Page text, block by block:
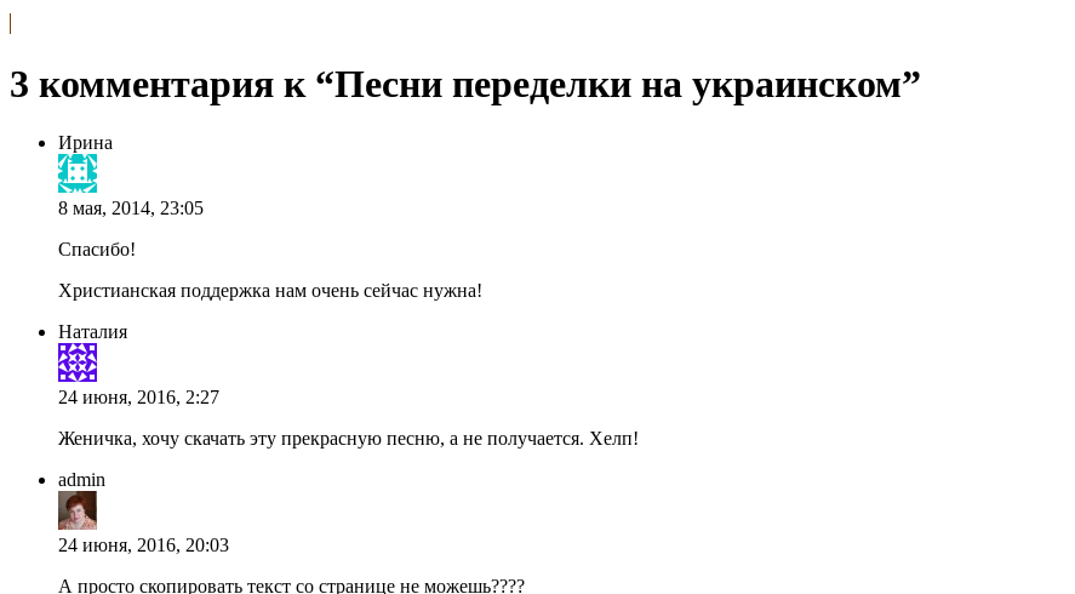
3 комментария к “Песни переделки на украинском”
Ирина
8 мая, 2014, 23:05
Спасибо!
Христианская поддержка нам очень сейчас нужна!
Наталия
24 июня, 2016, 2:27
Женичка, хочу скачать эту прекрасную песню, а не получается. Хелп!
admin
24 июня, 2016, 20:03
А просто скопировать текст со странице не можешь????